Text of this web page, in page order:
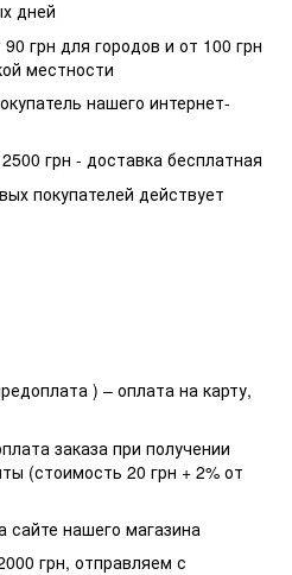
дней
грн для городов и от 100 грн
местности
нашего интернет-
грн - доставка бесплатная
покупателей действует
) – оплата на карту,
заказа при получении
(стоимость 20 грн + 2% от
сайте нашего магазина
грн, отправляем с